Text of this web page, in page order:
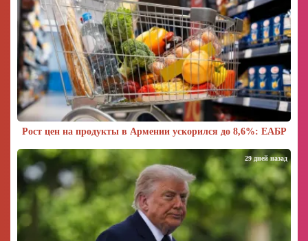
Рост цен на продукты в Армении ускорился до 8,6%: ЕАБР
29 дней назад